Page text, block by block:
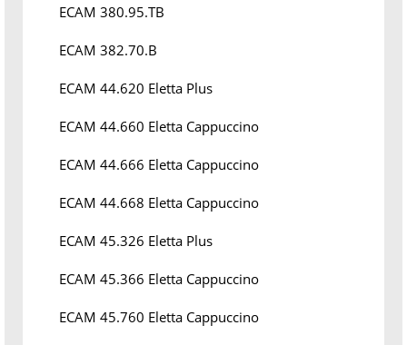
ECAM 380.95.TB
ECAM 382.70.B
ECAM 44.620 Eletta Plus
ECAM 44.660 Eletta Cappuccino
ECAM 44.666 Eletta Cappuccino
ECAM 44.668 Eletta Cappuccino
ECAM 45.326 Eletta Plus
ECAM 45.366 Eletta Cappuccino
ECAM 45.760 Eletta Cappuccino